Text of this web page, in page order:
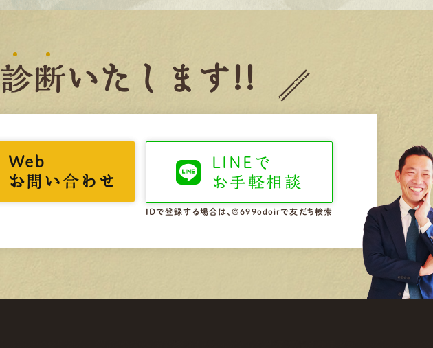
診断いたします!!
Web
お問い合わせ
LINEで
お手軽相談
IDで登録する場合は、@699odoirで友だち検索